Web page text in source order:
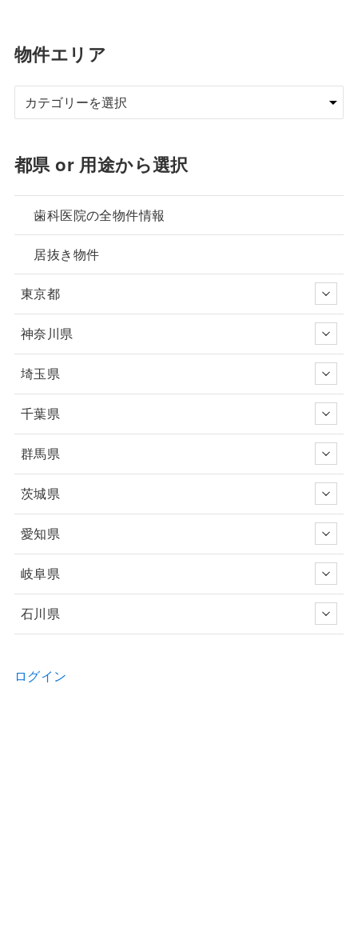
物件エリア
都県 or 用途から選択
歯科医院の全物件情報
居抜き物件
東京都
神奈川県
埼玉県
千葉県
群馬県
茨城県
愛知県
岐阜県
石川県
ログイン